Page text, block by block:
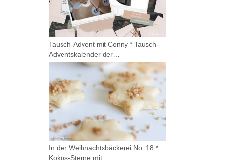
Tausch-Advent mit Conny * Tausch-
Adventskalender der…
In der Weihnachtsbäckerei No. 18 *
Kokos-Sterne mit…